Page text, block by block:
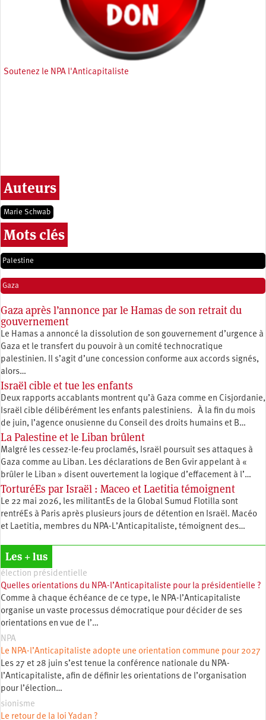
Soutenez le NPA l'Anticapitaliste
Auteurs
Marie Schwab
Mots clés
Palestine
Gaza
Gaza après l’annonce par le Hamas de son retrait du
gouvernement
Le Hamas a annoncé la dissolution de son gouvernement d’urgence à
Gaza et le transfert du pouvoir à un comité technocratique
palestinien. Il s’agit d’une concession conforme aux accords signés,
alors…
Israël cible et tue les enfants
Deux rapports accablants montrent qu’à Gaza comme en Cisjordanie,
Israël cible délibérément les enfants palestiniens. À la fin du mois
de juin, l’agence onusienne du Conseil des droits humains et B…
La Palestine et le Liban brûlent
Malgré les cessez-le-feu proclamés, Israël poursuit ses attaques à
Gaza comme au Liban. Les déclarations de Ben Gvir appelant à «
brûler le Liban » disent ouvertement la logique d’effacement à l’…
TorturéEs par Israël : Maceo et Laetitia témoignent
Le 22 mai 2026, les militantEs de la Global Sumud Flotilla sont
rentréEs à Paris après plusieurs jours de détention en Israël. Macéo
et Laetitia, membres du ‪NPA-L’Anticapitaliste, témoignent des…
Les + lus
élection présidentielle
Quelles orientations du NPA-l’Anticapitaliste pour la présidentielle ?
Comme à chaque échéance de ce type, le NPA-l’Anticapitaliste
organise un vaste processus démocratique pour décider de ses
orientations en vue de l’…
NPA
Le NPA-l’Anticapitaliste adopte une orientation commune pour 2027
Les 27 et 28 juin s’est tenue la conférence nationale du NPA-
l’Anticapitaliste, afin de définir les orientations de l’organisation
pour l’élection…
sionisme
Le retour de la loi Yadan ?